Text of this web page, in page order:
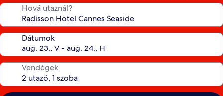
Hová utaznál?
Dátumok
Vendégek